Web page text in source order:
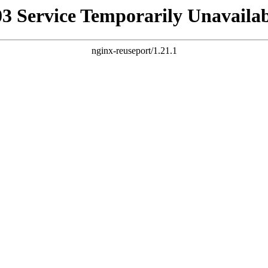
Service Temporarily
nginx-reuseport/1.21.1